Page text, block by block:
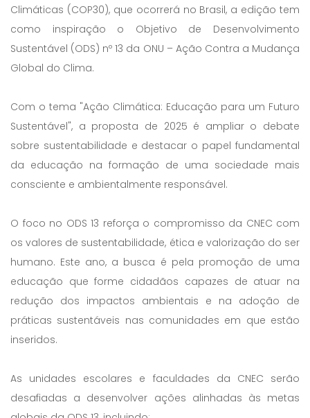
Climáticas (COP30), que ocorrerá no Brasil, a edição tem
como inspiração o Objetivo de Desenvolvimento
Sustentável (ODS) nº 13 da ONU – Ação Contra a Mudança
Global do Clima.
Com o tema "Ação Climática: Educação para um Futuro
Sustentável", a proposta de 2025 é ampliar o debate
sobre sustentabilidade e destacar o papel fundamental
da educação na formação de uma sociedade mais
consciente e ambientalmente responsável.
O foco no ODS 13 reforça o compromisso da CNEC com
os valores de sustentabilidade, ética e valorização do ser
humano. Este ano, a busca é pela promoção de uma
educação que forme cidadãos capazes de atuar na
redução dos impactos ambientais e na adoção de
práticas sustentáveis nas comunidades em que estão
inseridos.
As unidades escolares e faculdades da CNEC serão
desafiadas a desenvolver ações alinhadas às metas